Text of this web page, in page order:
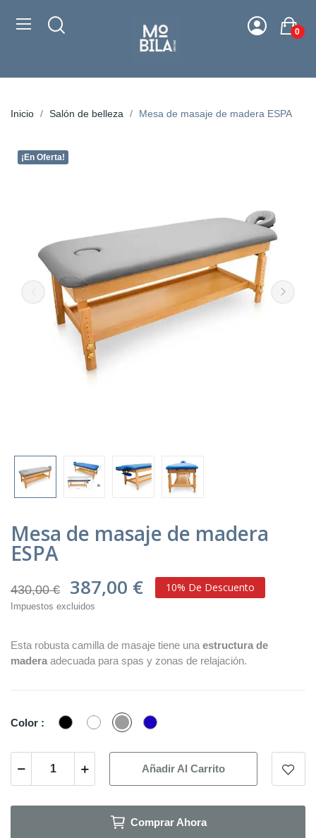
0
Inicio Salón de belleza Mesa de masaje de madera ESPA
¡En Oferta!
Mesa de masaje de madera
ESPA
430,00 € 387,00 € 10% De Descuento
Impuestos excluidos
Esta robusta camilla de masaje tiene una estructura de
madera adecuada para spas y zonas de relajación.
Color : NegroBlancoGris Azul
Añadir Al Carrito
Comprar Ahora